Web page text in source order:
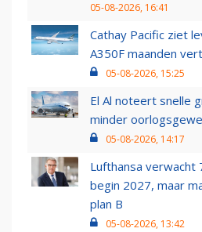
05-08-2026, 16:41
Cathay Pacific ziet
A350F maanden
05-08-2026, 15:25
El Al noteert snelle
minder
05-08-2026, 14:17
Lufthansa verwacht
begin 2027, maar
plan B
05-08-2026, 13:42